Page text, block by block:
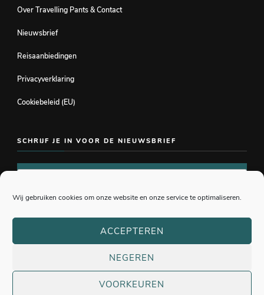
Wij gebruiken cookies om onze website en onze service te optimaliseren.
ACCEPTEREN
NEGEREN
VOORKEUREN
Over Travelling Pants & Contact
Nieuwsbrief
Reisaanbiedingen
Privacyverklaring
Cookiebeleid (EU)
SCHRIJF JE IN VOOR DE NIEUWSBRIEF
© Copyright 2026Travelling Pants. All Rights Reserved.
Privacyverklaring